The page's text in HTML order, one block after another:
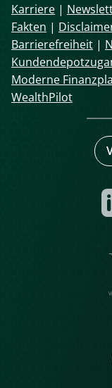
Karriere |
Fakten |
Barrierefreiheit |
Moderne
WealthPilot